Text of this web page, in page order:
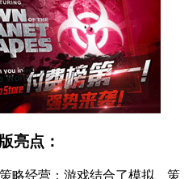
亮点：
略经营：游戏结合了模拟、策